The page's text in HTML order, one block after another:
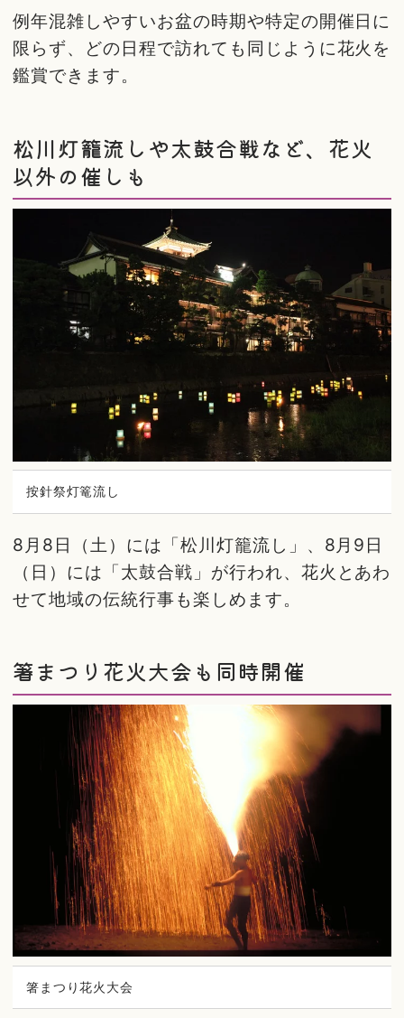
例年混雑しやすいお盆の時期や特定の開催日に
限らず、どの日程で訪れても同じように花火を
鑑賞できます。
松川灯籠流しや太鼓合戦など、花火
以外の催しも
按針祭灯篭流し
8月8日（土）には「松川灯籠流し」、8月9日
（日）には「太鼓合戦」が行われ、花火とあわ
せて地域の伝統行事も楽しめます。
箸まつり花火大会も同時開催
箸まつり花火大会